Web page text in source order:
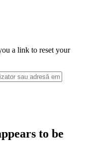
a link to reset your
to be